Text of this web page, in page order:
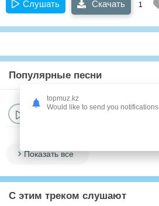
Слушать Скачать 1
Популярные песни
Муратказы Апесхан
Показать все
С этим треком слушают
topmuz.kz
Would like to send you notifications